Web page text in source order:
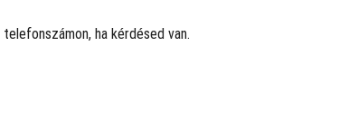
telefonszámon, ha kérdésed van.